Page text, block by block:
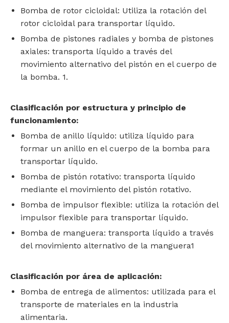
Bomba de rotor cicloidal: Utiliza la rotación del
rotor cicloidal para transportar líquido.
Bomba de pistones radiales y bomba de pistones
axiales: transporta líquido a través del
movimiento alternativo del pistón en el cuerpo de
la bomba. 1.
‌Clasificación por estructura y principio de
funcionamiento‌:
Bomba de anillo líquido: utiliza líquido para
formar un anillo en el cuerpo de la bomba para
transportar líquido.
Bomba de pistón rotativo: transporta líquido
mediante el movimiento del pistón rotativo.
Bomba de impulsor flexible: utiliza la rotación del
impulsor flexible para transportar líquido.
Bomba de manguera: transporta líquido a través
del movimiento alternativo de la manguera‌1
‌Clasificación por área de aplicación‌:
Bomba de entrega de alimentos: utilizada para el
transporte de materiales en la industria
alimentaria.